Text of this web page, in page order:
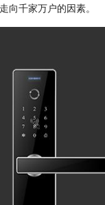
向千家万户的因素。